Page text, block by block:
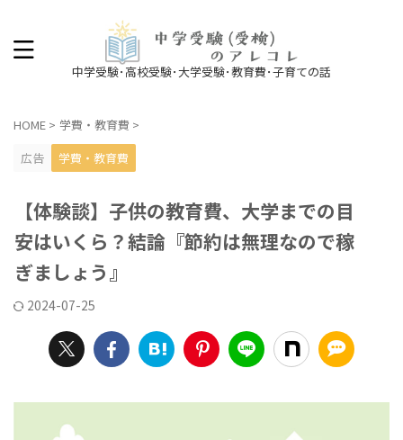
中学受験･高校受験･大学受験･教育費･子育ての話
HOME > 学費・教育費 >
広告
学費・教育費
【体験談】子供の教育費、大学までの目
安はいくら？結論『節約は無理なので稼
ぎましょう』
2024-07-25